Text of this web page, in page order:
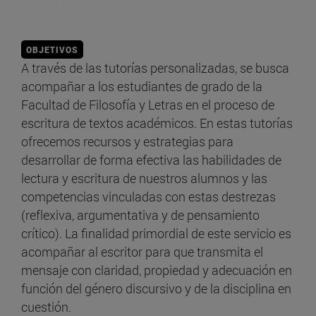
OBJETIVOS
A través de las tutorías personalizadas, se busca
acompañar a los estudiantes de grado de la
Facultad de Filosofía y Letras en el proceso de
escritura de textos académicos. En estas tutorías
ofrecemos recursos y estrategias para
desarrollar de forma efectiva las habilidades de
lectura y escritura de nuestros alumnos y las
competencias vinculadas con estas destrezas
(reflexiva, argumentativa y de pensamiento
crítico). La finalidad primordial de este servicio es
acompañar al escritor para que transmita el
mensaje con claridad, propiedad y adecuación en
función del género discursivo y de la disciplina en
cuestión.